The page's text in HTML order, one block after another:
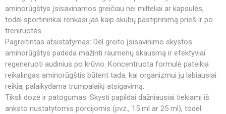
aminorūgštys įsisavinamos greičiau nei milteliai ar kapsulės,
todėl sportininkai renkasi jas kaip skubų pastiprinimą prieš ir po
treniruotės.
Pagreitintas atsistatymas: Dėl greito įsisavinimo skystos
aminorūgštys padeda mažinti raumenų skausmą ir efektyviai
regeneruoti audinius po krūvio. Koncentruota formulė pateikia
reikalingas aminorūgštis būtent tada, kai organizmui jų labiausiai
reikia, palaikydama trumpalaikį atsigavimą.
Tiksli dozė ir patogumas: Skysti papildai dažniausiai tiekiami iš
anksto nustatytomis porcijomis (pvz., 15 ml ar 25 ml), todėl